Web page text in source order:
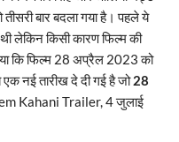
बार बदला गया है। पहले ये
लेकिन किसी कारण फिल्म की
कि फिल्म 28 अप्रैल 2023 को
नई तारीख दे दी गई है जो28
Kahani Trailer, 4 जुलाई